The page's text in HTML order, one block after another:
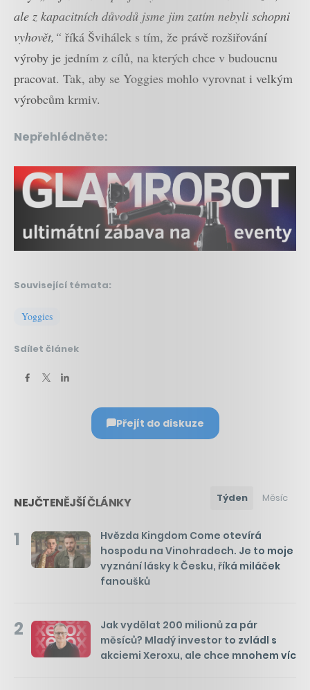
ale z kapacitních důvodů jsme jim zatím nebyli schopni
vyhovět,“ říká Švihálek s tím, že právě rozšiřování
výroby je jedním z cílů, na kterých chce v budoucnu
pracovat. Tak, aby se Yoggies mohlo vyrovnat i velkým
výrobcům krmiv.
Nepřehlédněte:
Související témata:
Yoggies
Sdílet článek
Přejít do diskuze
NEJČTENĚJŠÍ ČLÁNKY Týden Měsíc
1
Hvězda Kingdom Come otevírá
hospodu na Vinohradech. Je to moje
vyznání lásky k Česku, říká miláček
fanoušků
2
Jak vydělat 200 milionů za pár
měsíců? Mladý investor to zvládl s
akciemi Xeroxu, ale chce mnohem víc